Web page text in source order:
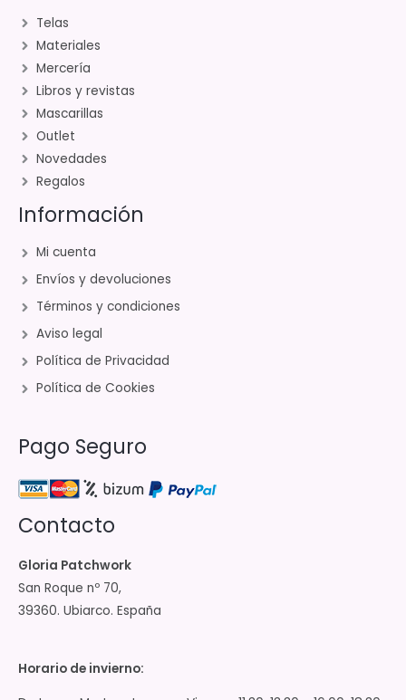
Telas
Materiales
Mercería
Libros y revistas
Mascarillas
Outlet
Novedades
Regalos
Información
Mi cuenta
Envíos y devoluciones
Términos y condiciones
Aviso legal
Política de Privacidad
Política de Cookies
Pago Seguro
Contacto
Gloria Patchwork
San Roque nº 70,
39360. Ubiarco. España
Horario de invierno: